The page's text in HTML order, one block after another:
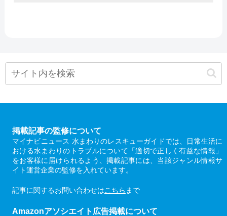
掲載記事の監修について
マイナビニュース 水まわりのレスキューガイドでは、日常生活に
おける水まわりのトラブルについて「適切で正しく有益な情報」
をお客様に届けられるよう、掲載記事には、当該ジャンル情報サ
イト運営企業の監修を入れています。
記事に関するお問い合わせはこちら まで
Amazonアソシエイト広告掲載について